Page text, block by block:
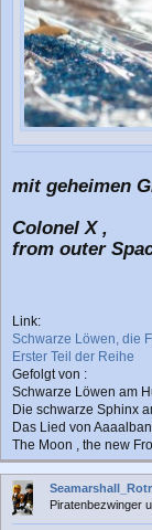
mit geheimen
Colonel X ,
from outer
Link:
Schwarze Löwen, die
Erster Teil der Reihe
Gefolgt von :
Schwarze Löwen am
Die schwarze Sphinx
Das Lied von
The Moon , the new
Piratenbezwinger